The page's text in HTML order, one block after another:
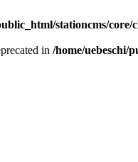
stationcms/core/
in /home/uebeschi/